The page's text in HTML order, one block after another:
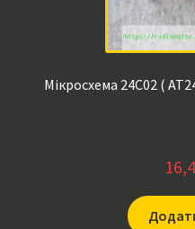
Мікросхема 24C02 (